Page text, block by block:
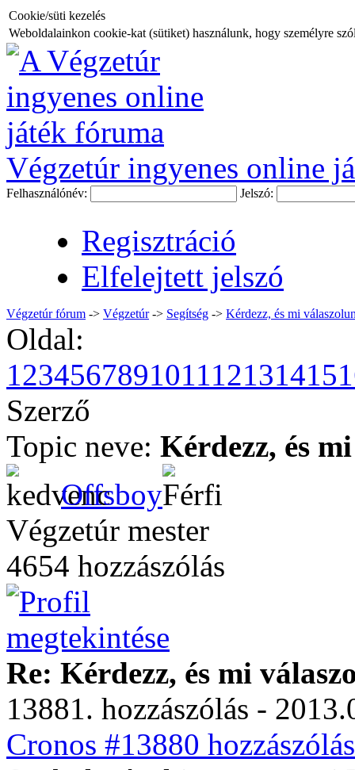
Cookie/süti kezelés
Weboldalainkon cookie-kat (sütiket) használunk, hogy személyre
Végzetúr ingyenes online
Felhasználónév: Jelszó:
Regisztráció
Elfelejtett jelszó
Végzetúr fórum -> Végzetúr-> Segítség -> Kérdezz, és mi
Oldal:
123456789101112131415
Szerző
Topic neve: Kérdezz, és
Offsboy
Végzetúr mester
4654 hozzászólás
Re: Kérdezz, és mi
13881. hozzászólás -
Cronos #13880